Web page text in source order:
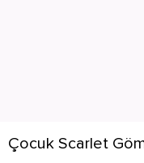
Çocuk Scarlet